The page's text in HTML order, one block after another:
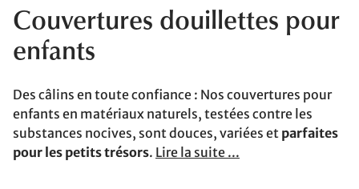
Couvertures douillettes pour
enfants
Des câlins en toute confiance : Nos couvertures pour
enfants en matériaux naturels, testées contre les
substances nocives, sont douces, variées et parfaites
pour les petits trésors. Lire la suite ...